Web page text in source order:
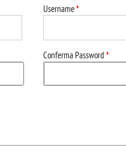
Username*
Conferma Password *